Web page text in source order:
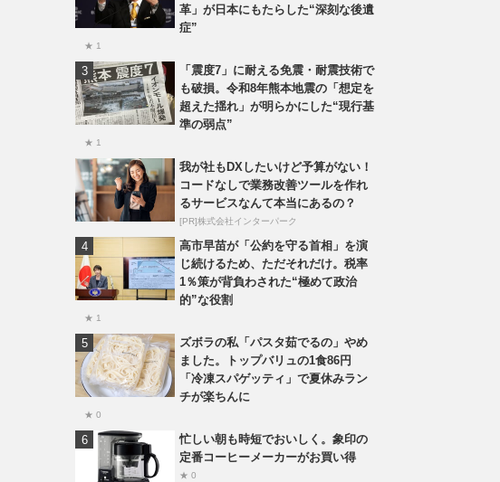
革」が日本にもたらした“深刻な後遺
症”
★ 1
「震度7」に耐える免震・耐震技術で
も破損。令和8年熊本地震の「想定を
超えた揺れ」が明らかにした“現行基
準の弱点”
★ 1
我が社もDXしたいけど予算がない！
コードなしで業務改善ツールを作れ
るサービスなんて本当にあるの？
[PR]株式会社インターパーク
高市早苗が「公約を守る首相」を演
じ続けるため、ただそれだけ。税率
1％策が背負わされた“極めて政治
的”な役割
★ 1
ズボラの私「パスタ茹でるの」やめ
ました。トップバリュの1食86円
「冷凍スパゲッティ」で夏休みラン
チが楽ちんに
★ 0
忙しい朝も時短でおいしく。象印の
定番コーヒーメーカーがお買い得
★ 0